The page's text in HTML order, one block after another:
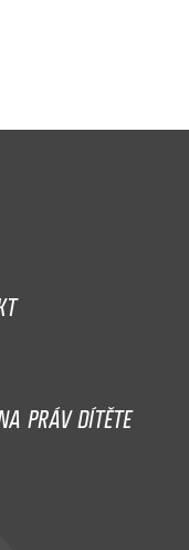
PRÁV DÍTĚTE